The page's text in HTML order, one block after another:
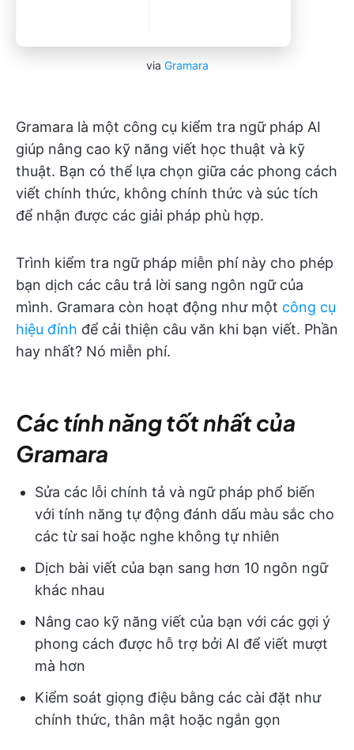
via Gramara
Gramara là một công cụ kiểm tra ngữ pháp AI
giúp nâng cao kỹ năng viết học thuật và kỹ
thuật. Bạn có thể lựa chọn giữa các phong cách
viết chính thức, không chính thức và súc tích
để nhận được các giải pháp phù hợp.
Trình kiểm tra ngữ pháp miễn phí này cho phép
bạn dịch các câu trả lời sang ngôn ngữ của
mình. Gramara còn hoạt động như một công cụ
hiệu đính để cải thiện câu văn khi bạn viết. Phần
hay nhất? Nó miễn phí.
Các tính năng tốt nhất của
Gramara
Sửa các lỗi chính tả và ngữ pháp phổ biến
với tính năng tự động đánh dấu màu sắc cho
các từ sai hoặc nghe không tự nhiên
Dịch bài viết của bạn sang hơn 10 ngôn ngữ
khác nhau
Nâng cao kỹ năng viết của bạn với các gợi ý
phong cách được hỗ trợ bởi AI để viết mượt
mà hơn
Kiểm soát giọng điệu bằng các cài đặt như
chính thức, thân mật hoặc ngắn gọn